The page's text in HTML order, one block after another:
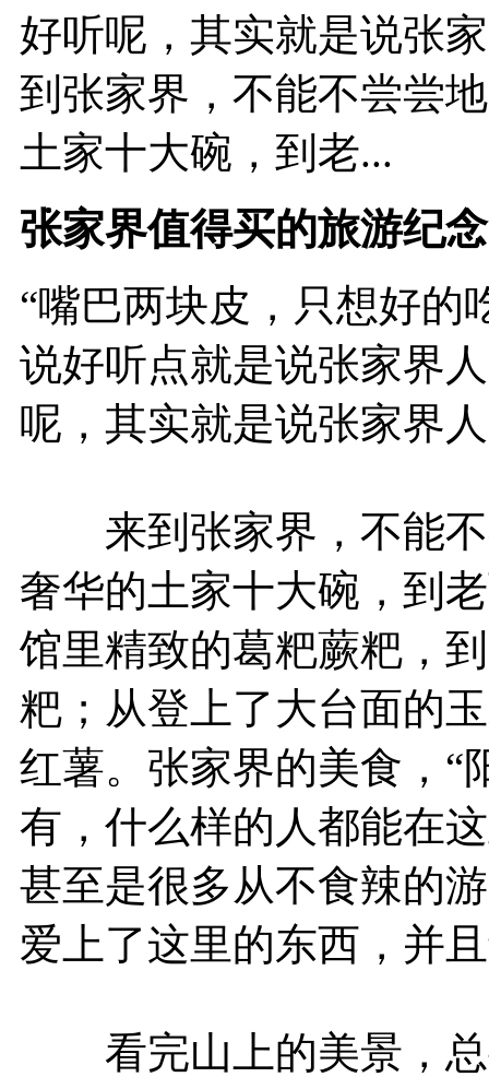
好听呢，其实就是说张
到张家界，不能不尝尝
土家十大碗，到老...
张家界值得买的旅游纪
“嘴巴两块皮，只想好的
说好听点就是说张家界
呢，其实就是说张家界
来到张家界，不能不
奢华的土家十大碗，到
馆里精致的葛粑蕨粑，
粑；从登上了大台面的
红薯。张家界的美食，“
有，什么样的人都能在
甚至是很多从不食辣的
爱上了这里的东西，并
看完山上的美景，总